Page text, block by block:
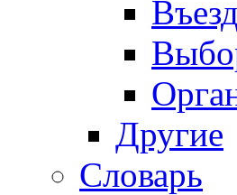
Другие
Словарь